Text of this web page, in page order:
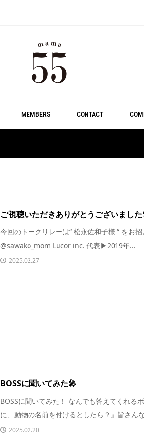
MEMBERS CONTACT
ご視聴いただきありがとうございまし
今回のトークリレーは“ 松永佐和子様 “ をお
@sawako_mom Lucor inc. 代表▶︎2019年...
2025.02.27
BOSSに聞いてみた🎤
BOSSに聞いてみた！ なんでも答えてくれる
に、動物の名前を付けるとしたら？』皆さん
2025.02.20